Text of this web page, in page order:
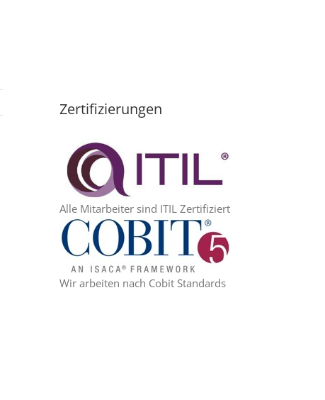
Zertifizierungen
Alle Mitarbeiter sind ITIL Zertifiziert
Wir arbeiten nach Cobit Standards